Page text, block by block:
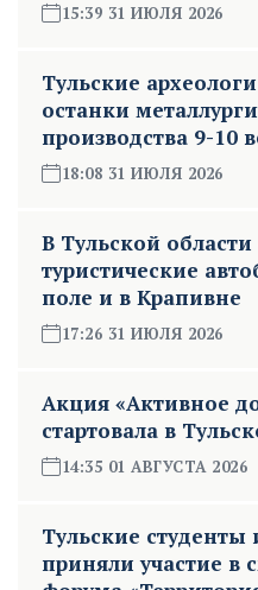
15:39 31 ИЮЛЯ 2026
Тульские
останки
производства 9-10
18:08 31 ИЮЛЯ 2026
В Тульской
туристические
поле и в Крапивне
17:26 31 ИЮЛЯ 2026
Акция «Активное
стартовала в
14:35 01 АВГУСТА 2026
Тульские
приняли участие в